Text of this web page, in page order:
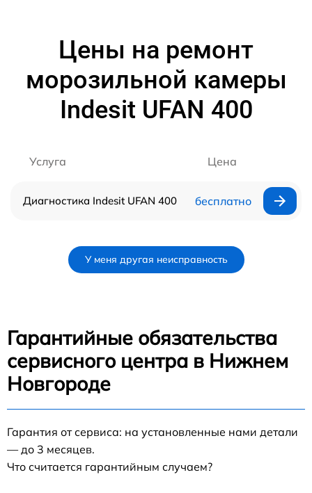
Цены на ремонт
морозильной камеры
Indesit UFAN 400
Услуга Цена
Диагностика Indesit UFAN 400 бесплатно
У меня другая неисправность
Гарантийные обязательства
сервисного центра в Нижнем
Новгороде
Гарантия от сервиса: на установленные нами детали
— до 3 месяцев.
Что считается гарантийным случаем?